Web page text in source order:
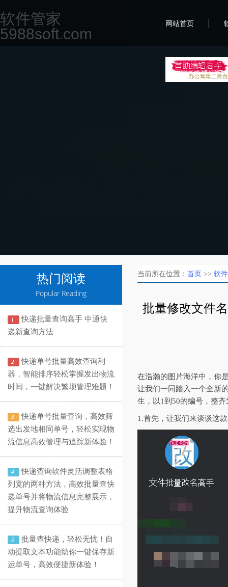
软件管家
5988soft.com
网站首页 |
热门阅读
Popular Reading
1
快递批量查询高手 中通快
递新查询方法
2
快递单号批量高效查询利
器，智能排序轻松掌握发出物流
时间，一键解决繁琐管理难题！
3
快递单号批量查询，高效筛
选出发地相同单号，轻松实现物
流信息高效管理与追踪新体验！
4
快递查询软件灵活调整表格
列宽的两种方法，高效批量查快
递单号并将物流信息完整展示，
提升物流查询体验
5
批量查快递，轻松无忧！自
动提取文本功能助你一键保存新
运单号，高效便捷新体验！
当前所在位置： 首页 >> 软
批量修改文件
在浩瀚的图片海洋中，你
让我们一同踏入一个全新
生，以1到50的编号，整
1.首先，让我们来谈谈这